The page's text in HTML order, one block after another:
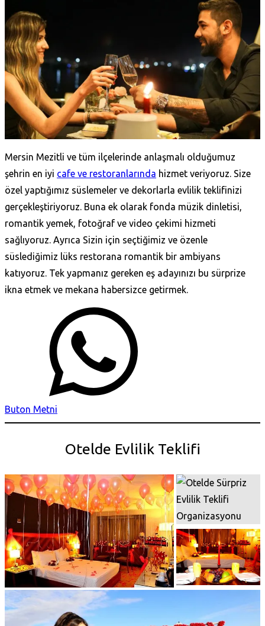
Mersin Mezitli ve tüm ilçelerinde anlaşmalı olduğumuz
şehrin en iyi cafe ve restoranlarında hizmet veriyoruz. Size
özel yaptığımız süslemeler ve dekorlarla evlilik teklifinizi
gerçekleştiriyoruz. Buna ek olarak fonda müzik dinletisi,
romantik yemek, fotoğraf ve video çekimi hizmeti
sağlıyoruz. Ayrıca Sizin için seçtiğimiz ve özenle
süslediğimiz lüks restorana romantik bir ambiyans
katıyoruz. Tek yapmanız gereken eş adayınızı bu sürprize
ikna etmek ve mekana habersizce getirmek.
Buton Metni
Otelde Evlilik Teklifi